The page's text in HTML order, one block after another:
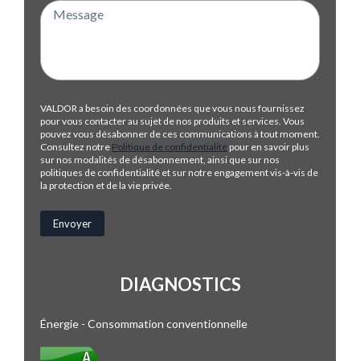
VALDOR a besoin des coordonnées que vous nous fournissez
pour vous contacter au sujet de nos produits et services. Vous
pouvez vous désabonner de ces communications à tout moment.
Consultez notre Politique de confidentialité pour en savoir plus
sur nos modalités de désabonnement, ainsi que sur nos
politiques de confidentialité et sur notre engagement vis-à-vis de
la protection et de la vie privée.
DIAGNOSTICS
Énergie - Consommation conventionnelle